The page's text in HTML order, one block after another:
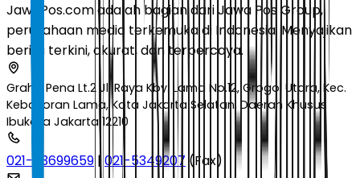
JawaPos.com adalah bagian dari Jawa Pos Group,
perusahaan media terkemuka di Indonesia. Menyajikan
berita terkini, akurat, dan terpercaya.
Graha Pena Lt.2 Jl. Raya Kby. Lama No.12, Grogol Utara, Kec.
Kebayoran Lama, Kota Jakarta Selatan, Daerah Khusus
Ibukota Jakarta 12210
021-53699659 |021-5349207 (Fax)